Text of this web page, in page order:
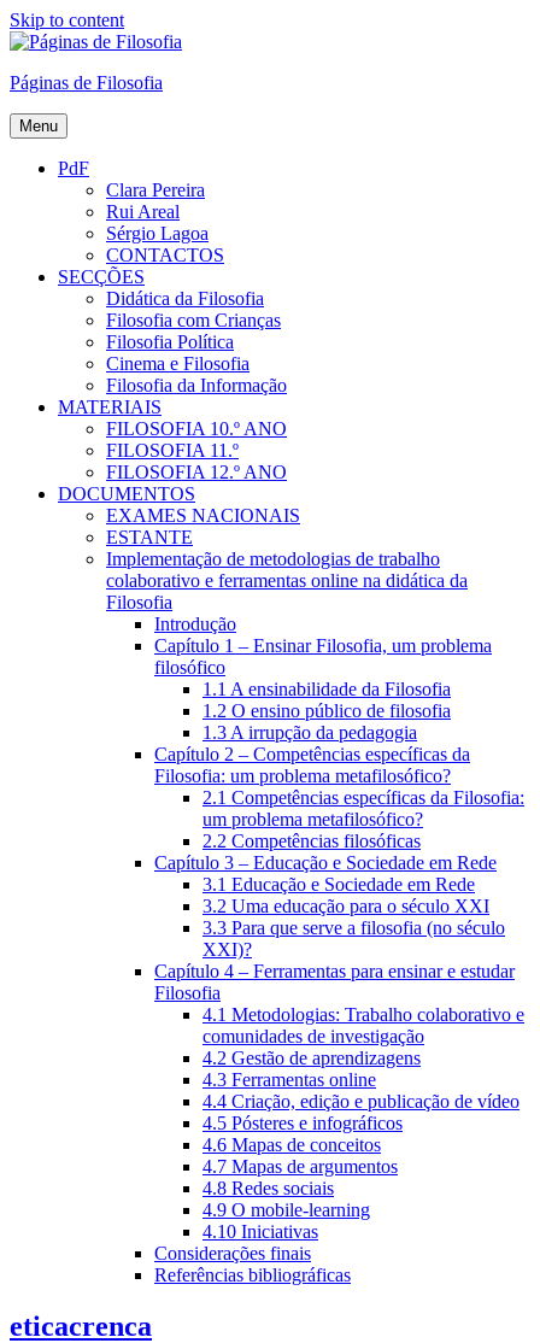
Skip to content
Páginas de Filosofia
Menu
PdF
Clara Pereira
Rui Areal
Sérgio Lagoa
CONTACTOS
SECÇÕES
Didática da Filosofia
Filosofia com Crianças
Filosofia Política
Cinema e Filosofia
Filosofia da Informação
MATERIAIS
FILOSOFIA 10.º ANO
FILOSOFIA 11.º
FILOSOFIA 12.º ANO
DOCUMENTOS
EXAMES NACIONAIS
ESTANTE
Implementação de metodologias de trabalho
colaborativo e ferramentas online na didática da
Filosofia
Introdução
Capítulo 1 – Ensinar Filosofia, um problema
filosófico
1.1 A ensinabilidade da Filosofia
1.2 O ensino público de filosofia
1.3 A irrupção da pedagogia
Capítulo 2 – Competências específicas da
Filosofia: um problema metafilosófico?
2.1 Competências específicas da Filosofia:
um problema metafilosófico?
2.2 Competências filosóficas
Capítulo 3 – Educação e Sociedade em Rede
3.1 Educação e Sociedade em Rede
3.2 Uma educação para o século XXI
3.3 Para que serve a filosofia (no século
XXI)?
Capítulo 4 – Ferramentas para ensinar e estudar
Filosofia
4.1 Metodologias: Trabalho colaborativo e
comunidades de investigação
4.2 Gestão de aprendizagens
4.3 Ferramentas online
4.4 Criação, edição e publicação de vídeo
4.5 Pósteres e infográficos
4.6 Mapas de conceitos
4.7 Mapas de argumentos
4.8 Redes sociais
4.9 O mobile-learning
4.10 Iniciativas
Considerações finais
Referências bibliográficas
eticacrenca